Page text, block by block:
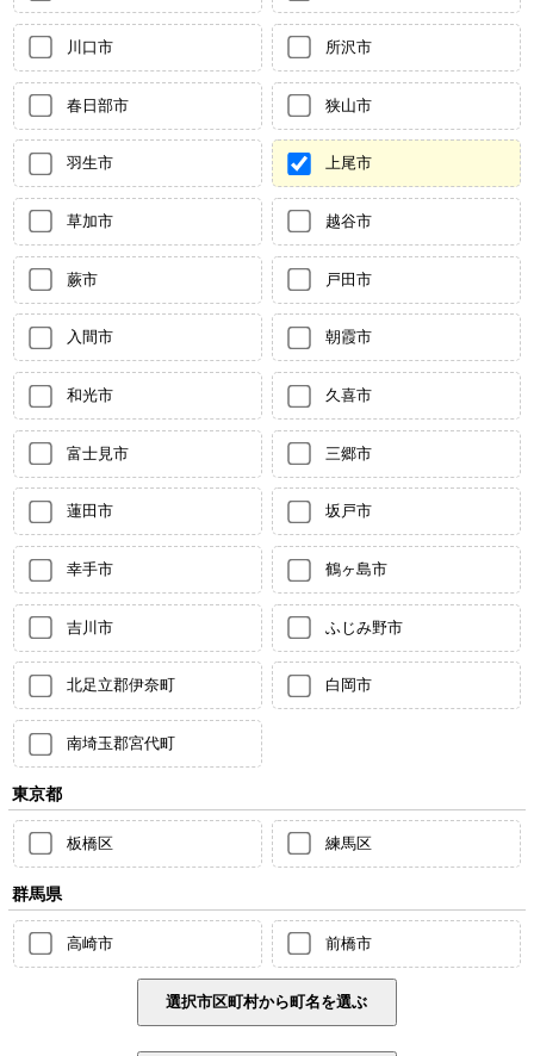
川口市 所沢市
春日部市 狭山市
羽生市 上尾市
草加市 越谷市
蕨市 戸田市
入間市 朝霞市
和光市 久喜市
富士見市 三郷市
蓮田市 坂戸市
幸手市 鶴ヶ島市
吉川市 ふじみ野市
北足立郡伊奈町 白岡市
南埼玉郡宮代町
東京都
板橋区 練馬区
群馬県
高崎市 前橋市